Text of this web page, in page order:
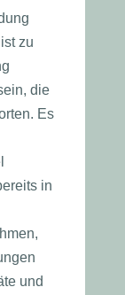
zu
die
Es
in
und